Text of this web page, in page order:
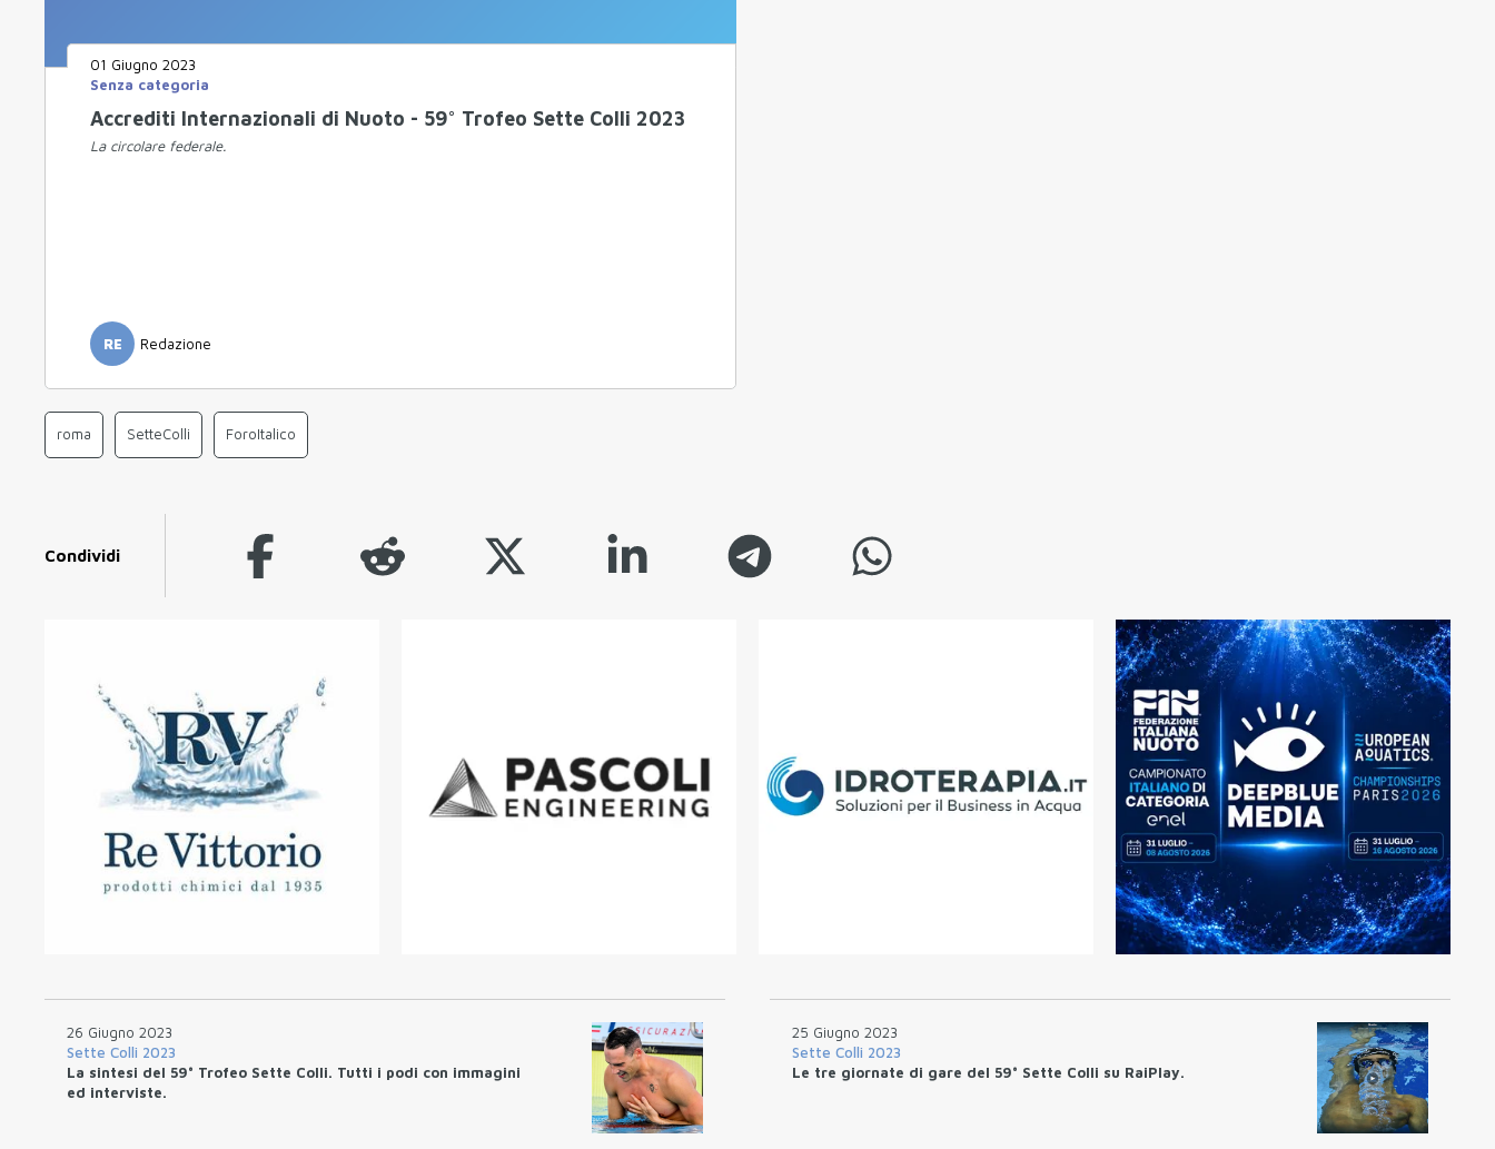
01 Giugno 2023
Senza categoria
Accrediti Internazionali di Nuoto - 59° Trofeo Sette Colli 2023
La circolare federale.
RE Redazione
roma SetteColli ForoItalico
Condividi
26 Giugno 2023
Sette Colli 2023
La sintesi del 59° Trofeo Sette Colli. Tutti i podi con immagini
ed interviste.
25 Giugno 2023
Sette Colli 2023
Le tre giornate di gare del 59° Sette Colli su RaiPlay.